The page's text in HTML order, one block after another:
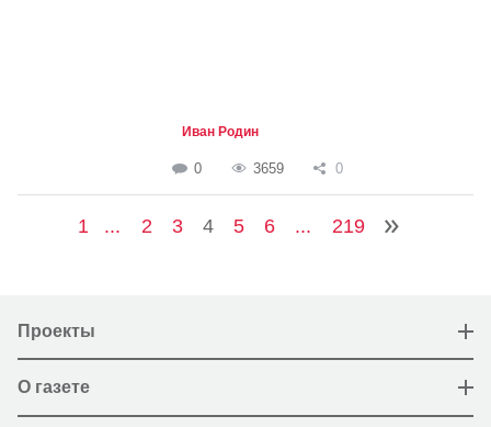
Иван Родин
0 3659 0
1 ... 2 3 4 5 6 ... 219
Проекты
О газете